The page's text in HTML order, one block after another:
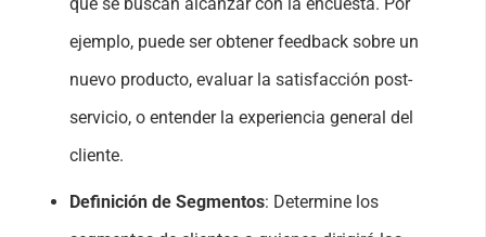
ejemplo, puede ser obtener feedback sobre un
nuevo producto, evaluar la satisfacción post-
servicio, o entender la experiencia general del
cliente.
Definición de Segmentos: Determine los